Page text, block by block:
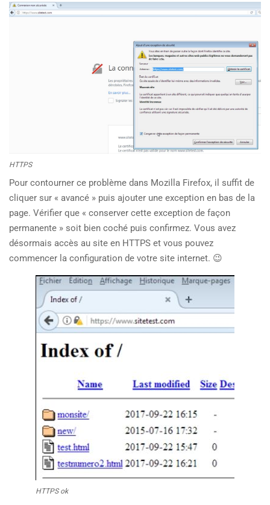
HTTPS
Pour contourner ce problème dans Mozilla Firefox, il suffit de
cliquer sur « avancé » puis ajouter une exception en bas de la
page. Vérifier que « conserver cette exception de façon
permanente » soit bien coché puis confirmez. Vous avez
désormais accès au site en HTTPS et vous pouvez
commencer la configuration de votre site internet. 😉
HTTPS ok